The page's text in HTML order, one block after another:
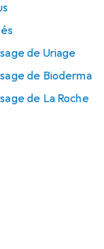
de Uriage
de Bioderma
de La Roche